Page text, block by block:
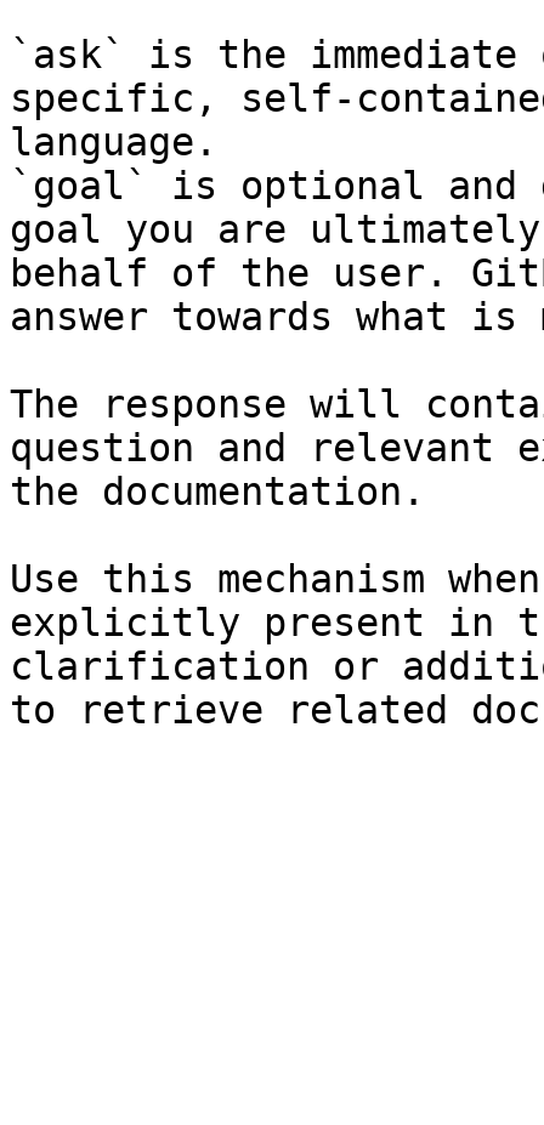
`ask` is the
specific, self-
language.
`goal` is optional and
goal you are
behalf of the user.
answer towards what
The response will
question and relevant
the documentation.
Use this mechanism
explicitly present in
clarification or